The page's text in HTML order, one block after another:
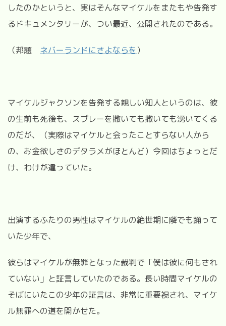
したのかというと、実はそんなマイケルをまたもや告発す
るドキュメンタリーが、つい最近、公開されたのである。
（邦題 ネバーランドにさよならを ）
マイケルジャクソンを告発する親しい知人というのは、彼
の生前も死後も、スプレーを撒いても撒いても湧いてくる
のだが、（実際はマイケルと会ったことすらない人から
の、お金欲しさのデタラメがほとんど）今回はちょっとだ
け、わけが違っていた。
出演するふたりの男性はマイケルの絶世期に隣でも踊って
いた少年で、
彼らはマイケルが無罪となった裁判で「僕は彼に何もされ
ていない」と証言していたのである。長い時間マイケルの
そばにいたこの少年の証言は、非常に重要視され、マイケ
ル無罪への道を開かせた。